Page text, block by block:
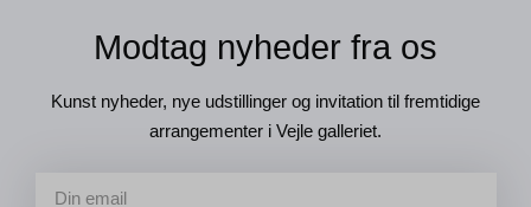
Modtag nyheder fra os
Kunst nyheder, nye udstillinger og invitation til fremtidige
arrangementer i Vejle galleriet.